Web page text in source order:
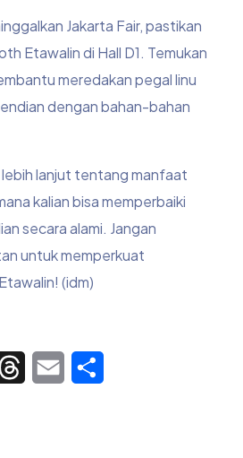
Jakarta Fair, pastikan
Etawalin di Hall D1. Temukan
meredakan pegal linu
dengan bahan-bahan
lanjut tentang manfaat
kalian bisa memperbaiki
secara alami. Jangan
untuk memperkuat
(idm)
ThreadsEmail